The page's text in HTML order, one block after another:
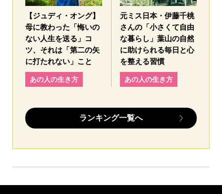
【ジュディ・オング】
母に教わった「悔いの
ない人生を送る」コ
ツ、それは「第二の矢
に打たれない」こと
あの人の生き方
元ミス日本・伊藤千桃
さんの「小さくて自由
な暮らし」葉山の自然
に助けられる毎日と心
を整える習慣
あの人の生き方
ランキング一覧へ